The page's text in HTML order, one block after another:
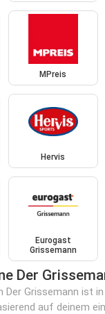
MPreis
Hervis
Eurogast
Grissemann
Der
Der Grissemann ist
auf deinem